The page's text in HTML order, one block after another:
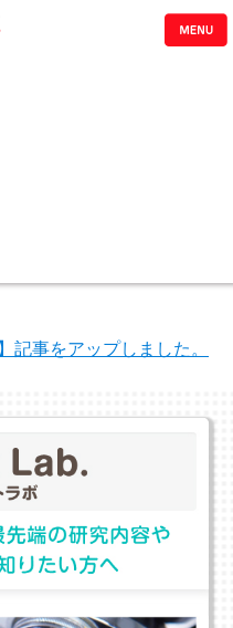
記事をアップしました。